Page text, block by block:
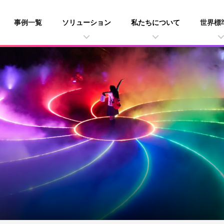
事例一覧 ソリューション 私たちについて 世界標